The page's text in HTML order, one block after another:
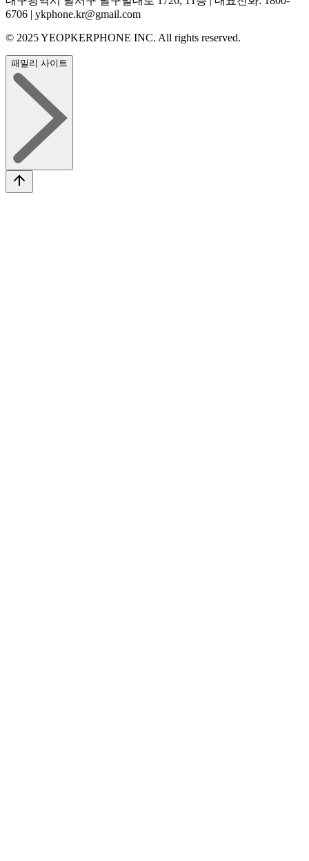
6706 | ykphone.kr@gmail.com
© 2025 YEOPKERPHONE INC. All rights reserved.
패밀리 사이트